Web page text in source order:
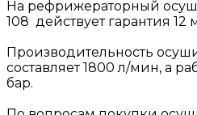
На рефрижераторный
108 действует гарантия 12
Производительность
составляет 1800 л/мин, а
бар.